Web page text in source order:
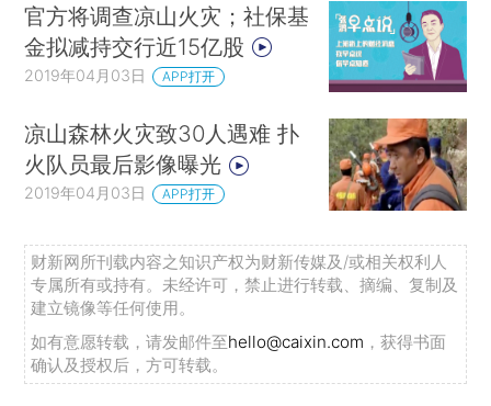
官方将调查凉山火灾；社保基
金拟减持交行近15亿股
2019年04月03日 APP打开
凉山森林火灾致30人遇难 扑
火队员最后影像曝光
2019年04月03日 APP打开
财新网所刊载内容之知识产权为财新传媒及/或相关权利人
专属所有或持有。未经许可，禁止进行转载、摘编、复制及
建立镜像等任何使用。
如有意愿转载，请发邮件至hello@caixin.com ，获得书面
确认及授权后，方可转载。